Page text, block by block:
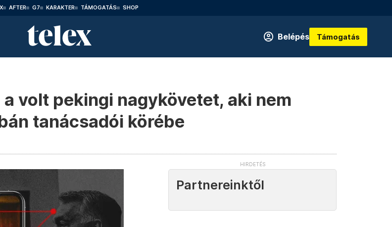
AFTER G7 KARAKTER TÁMOGATÁS SHOP
Belépés Támogatás
volt pekingi nagykövetet, aki nem
tanácsadói körébe
Partnereinktől